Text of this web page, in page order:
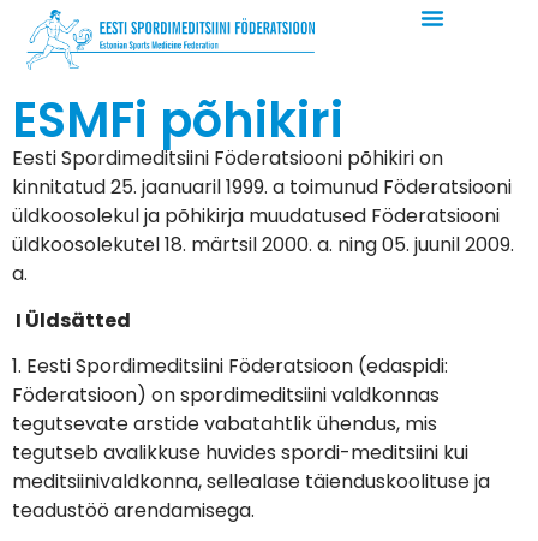
ESMFi põhikiri
Eesti Spordimeditsiini Föderatsiooni põhikiri on
kinnitatud 25. jaanuaril 1999. a toimunud Föderatsiooni
üldkoosolekul ja põhikirja muudatused Föderatsiooni
üldkoosolekutel 18. märtsil 2000. a. ning 05. juunil 2009.
a.
I Üldsätted
1. Eesti Spordimeditsiini Föderatsioon (edaspidi:
Föderatsioon) on spordimeditsiini valdkonnas
tegutsevate arstide vabatahtlik ühendus, mis
tegutseb avalikkuse huvides spordi-meditsiini kui
meditsiinivaldkonna, sellealase täienduskoolituse ja
teadustöö arendamisega.